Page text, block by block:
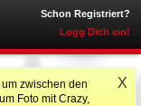
Schon Registriert?
Logg Dich ein!
X
zwischen den
Foto mit Crazy,